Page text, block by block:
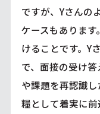
ですが、Yさんの
ケースもありま
けることです。Y
で、面接の受け
や課題を再認識
糧として着実に